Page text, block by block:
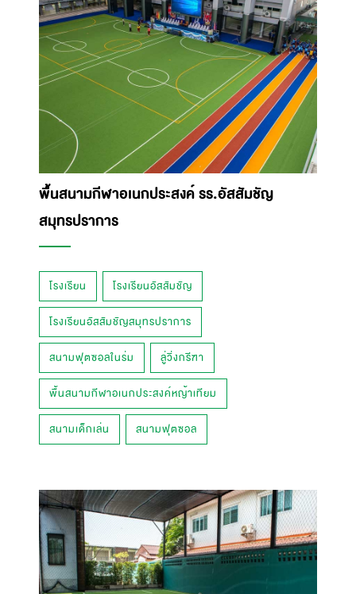
พื้นสนามกีฬาอเนกประสงค์ รร.อัสสัมชัญ
สมุทรปราการ
โรงเรียน โรงเรียนอัสสัมชัญ
โรงเรียนอัสสัมชัญสมุทรปราการ
สนามฟุตซอลในร่ม ลู่วิ่งกรีฑา
พื้นสนามกีฬาอเนกประสงค์หญ้าเทียม
สนามเด็กเล่น สนามฟุตซอล